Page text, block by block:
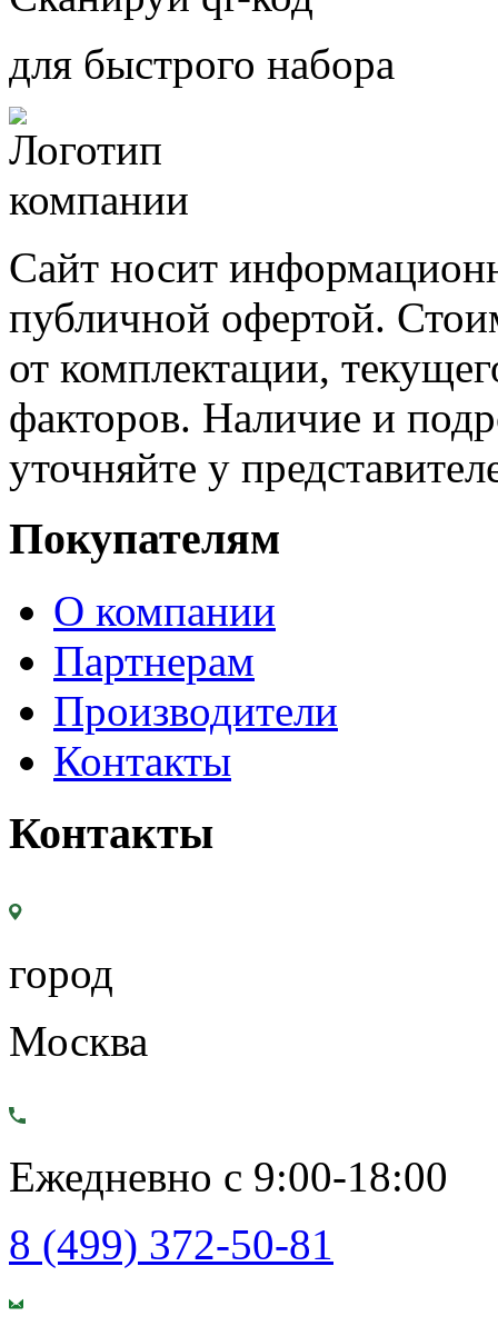
для быстрого набора
Сайт носит
публичной офертой.
от комплектации,
факторов. Наличие и
уточняйте у
Покупателям
О компании
Партнерам
Производители
Контакты
Контакты
город
Москва
Ежедневно с 9:00-18:00
8 (499) 372-50-81